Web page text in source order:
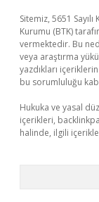
Sitemiz, 5651
Kurumu (BTK)
vermektedir. Bu
veya araştırma
yazdıkları
bu sorumluluğu
Hukuka ve yasal
içerikleri,
halinde, ilgili